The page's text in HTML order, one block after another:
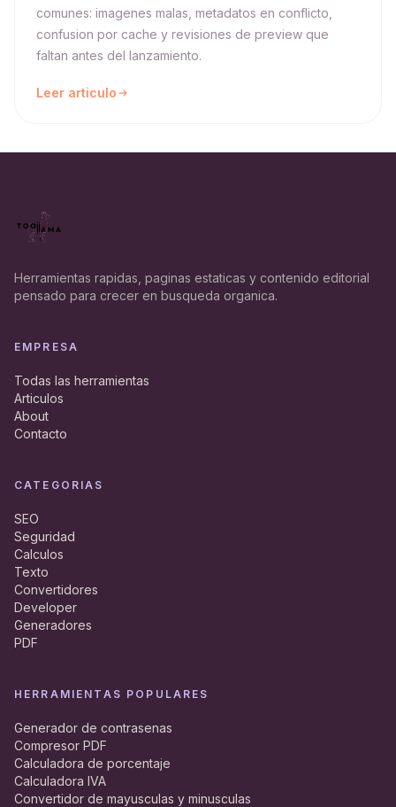
comunes: imagenes malas, metadatos en conflicto,
confusion por cache y revisiones de preview que
faltan antes del lanzamiento.
Leer articulo
Herramientas rapidas, paginas estaticas y contenido editorial
pensado para crecer en busqueda organica.
EMPRESA
Todas las herramientas
Articulos
About
Contacto
CATEGORIAS
SEO
Seguridad
Calculos
Texto
Convertidores
Developer
Generadores
PDF
HERRAMIENTAS POPULARES
Generador de contrasenas
Compresor PDF
Calculadora de porcentaje
Calculadora IVA
Convertidor de mayusculas y minusculas